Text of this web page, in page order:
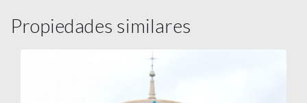
Propiedades similares